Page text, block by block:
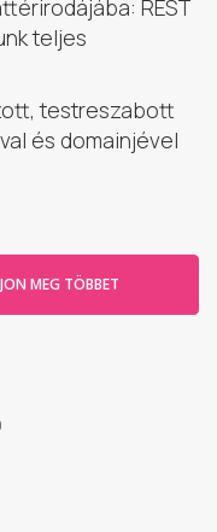
REST
teljes
testreszabott
és domainjével
MEG TÖBBET